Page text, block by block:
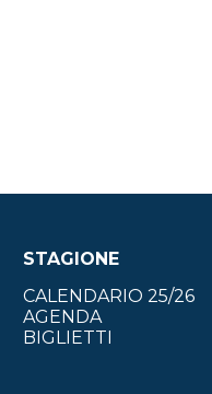
STAGIONE
CALENDARIO 25/26
AGENDA
BIGLIETTI